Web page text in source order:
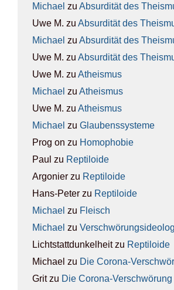
Michael zu Absur­di­tät des
Uwe M. zu Absur­di­tät des
Michael zu Absur­di­tät des
Uwe M. zu Absur­di­tät des
Uwe M. zu Athe­is­mus
Michael zu Athe­is­mus
Uwe M. zu Athe­is­mus
Michael zu Glau­bens­sys­te­me
Prog on zu Homo­pho­bie
Paul zu Rep­ti­lo­ide
Argonier zu Rep­ti­lo­ide
Hans-Peter zu Rep­ti­lo­ide
Michael zu Fleisch
Michael zu
Lichtstattdunkelheitzu Rep­ti­lo­ide
Michael zu Die Coro­na-
Gritzu Die Coro­na-Ver­schwö­rung